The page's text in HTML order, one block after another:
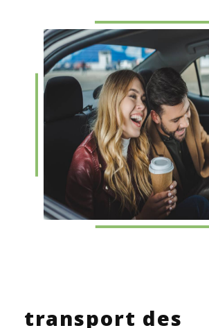
transport des